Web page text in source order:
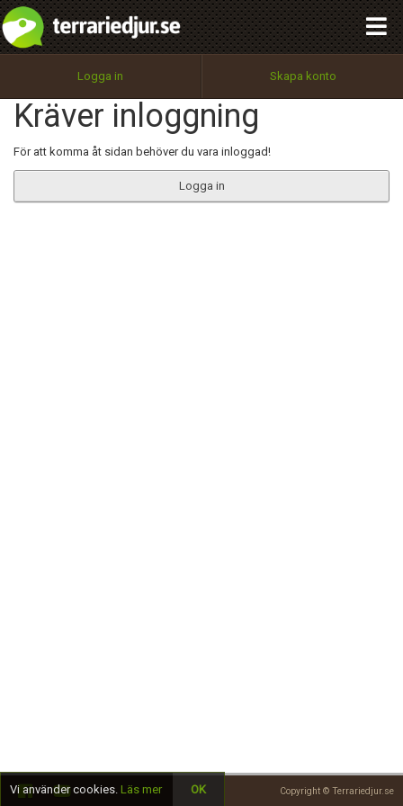
Logga in Skapa konto
Kräver inloggning
För att komma åt sidan behöver du vara inloggad!
Logga in
Copyright © Terrariedjur.se
Utför
100%
OK
integritetspolicy
Namn:
Epost:
Begär nytt lösenord
Tillbaka till förstasidan
Vi använder cookies. Läs mer OK